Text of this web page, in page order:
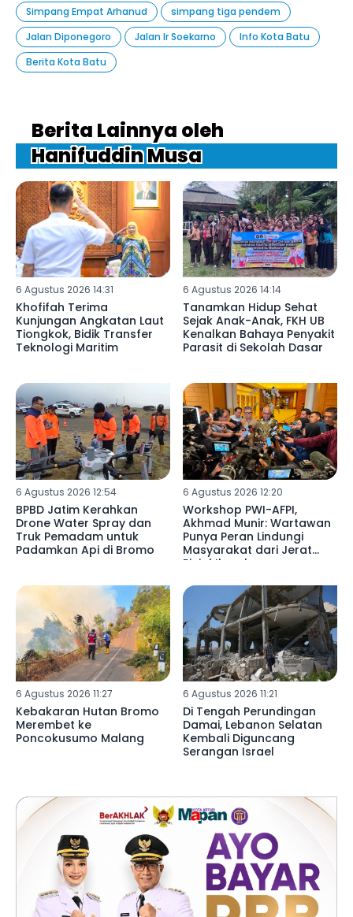
Simpang Empat Arhanud
simpang tiga pendem
Jalan Diponegoro
Jalan Ir Soekarno
Info Kota Batu
Berita Kota Batu
Berita Lainnya oleh
Hanifuddin Musa
6 Agustus 2026 14:31
Khofifah Terima
Kunjungan Angkatan Laut
Tiongkok, Bidik Transfer
Teknologi Maritim
6 Agustus 2026 14:14
Tanamkan Hidup Sehat
Sejak Anak-Anak, FKH UB
Kenalkan Bahaya Penyakit
Parasit di Sekolah Dasar
6 Agustus 2026 12:54
BPBD Jatim Kerahkan
Drone Water Spray dan
Truk Pemadam untuk
Padamkan Api di Bromo
6 Agustus 2026 12:20
Workshop PWI-AFPI,
Akhmad Munir: Wartawan
Punya Peran Lindungi
Masyarakat dari Jerat
Pinjol Ilegal
6 Agustus 2026 11:27
Kebakaran Hutan Bromo
Merembet ke
Poncokusumo Malang
6 Agustus 2026 11:21
Di Tengah Perundingan
Damai, Lebanon Selatan
Kembali Diguncang
Serangan Israel